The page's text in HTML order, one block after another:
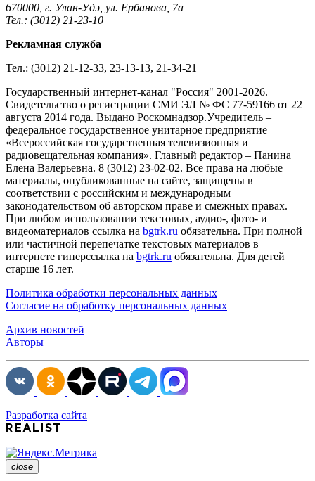
670000, г. Улан-Удэ, ул. Ербанова, 7а
Тел.: (3012) 21-23-10
Рекламная служба
Тел.: (3012) 21-12-33, 23-13-13, 21-34-21
Государственный интернет-канал "Россия" 2001-2026.
Cвидетельство о регистрации СМИ ЭЛ № ФС 77-59166 от 22
августа 2014 года. Выдано Роскомнадзор.Учредитель –
федеральное государственное унитарное предприятие
«Всероссийская государственная телевизионная и
радиовещательная компания». Главный редактор – Панина
Елена Валерьевна. 8 (3012) 23-02-02. Все права на любые
материалы, опубликованные на сайте, защищены в
соответствии с российским и международным
законодательством об авторском праве и смежных правах.
При любом использовании текстовых, аудио-, фото- и
видеоматериалов ссылка на bgtrk.ru обязательна. При полной
или частичной перепечатке текстовых материалов в
интернете гиперссылка на bgtrk.ru обязательна. Для детей
старше 16 лет.
Политика обработки персональных данных
Согласие на обработку персональных данных
Архив новостей
Авторы
Разработка сайта
close